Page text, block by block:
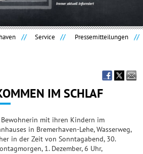
Service
Pressemitteilungen
IM SCHLAF
mit ihren Kindern im
in Bremerhaven-Lehe, Wasserweg,
in der Zeit von Sonntagabend, 30.
1. Dezember, 6 Uhr,